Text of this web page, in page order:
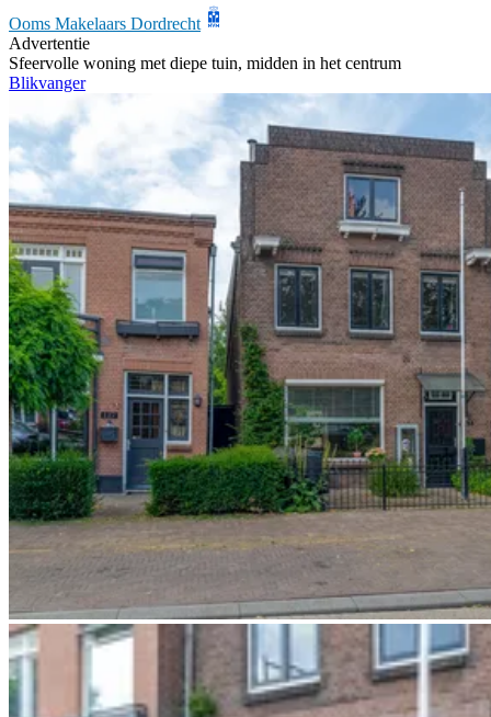
Ooms Makelaars Dordrecht
Advertentie
Sfeervolle woning met diepe tuin, midden in het centrum
Blikvanger